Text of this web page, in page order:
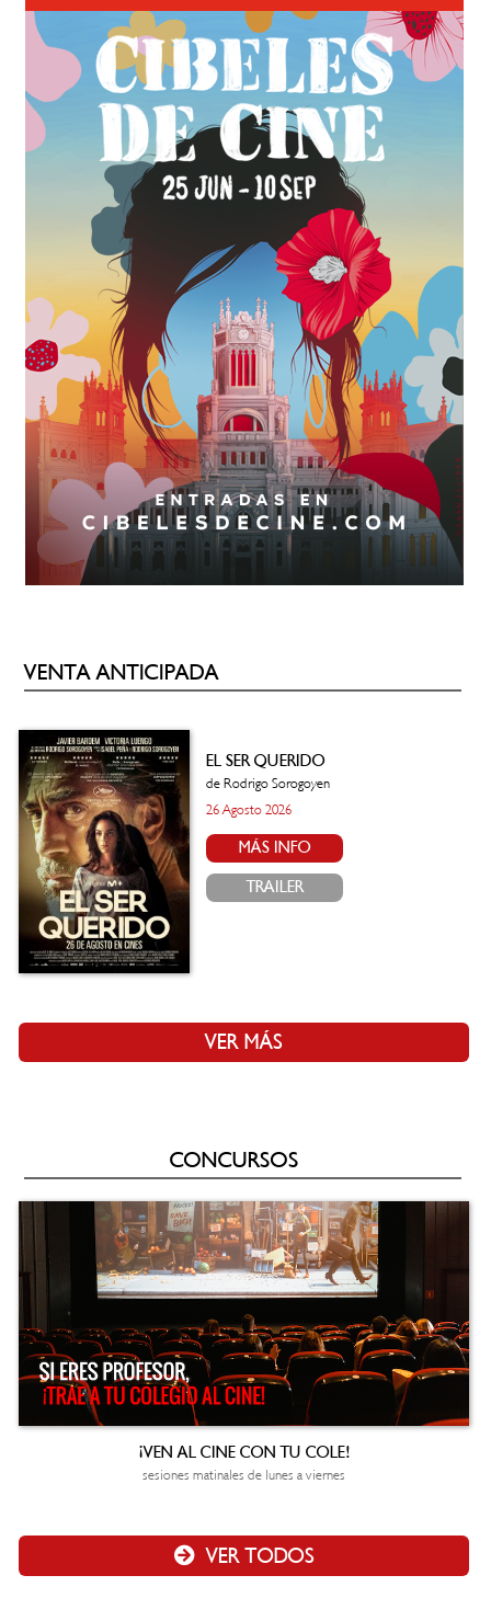
VENTA ANTICIPADA
EL SER QUERIDO
de Rodrigo Sorogoyen
26 Agosto 2026
MÁS INFO
TRAILER
VER MÁS
CONCURSOS
¡VEN AL CINE CON TU COLE!
sesiones matinales de lunes a viernes
VER TODOS